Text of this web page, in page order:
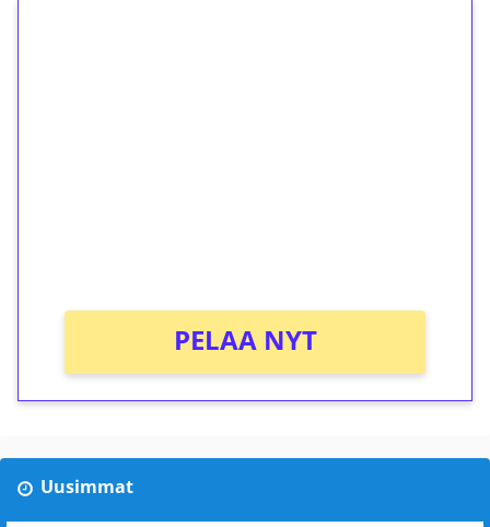
PELAA NYT
Uusimmat